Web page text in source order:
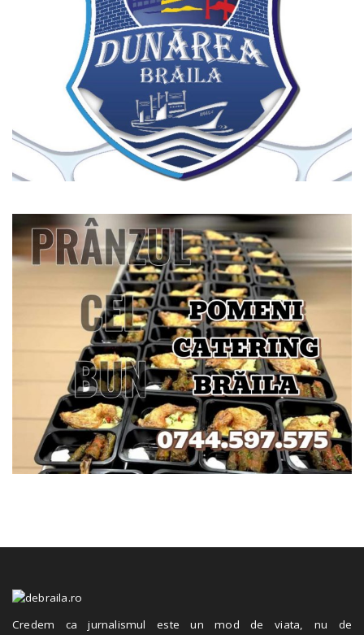
Credem ca jurnalismul este un mod de viata, nu de